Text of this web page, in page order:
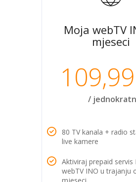
Moja webTV
mjeseci
109,99
/
80 TV kanala + radio
live kamere
Aktiviraj prepaid servis
webTV INO u trajanju